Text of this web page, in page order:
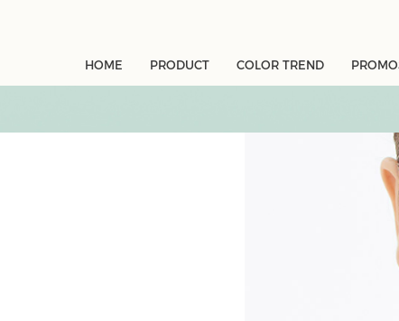
HOME PRODUCT COLOR TREND